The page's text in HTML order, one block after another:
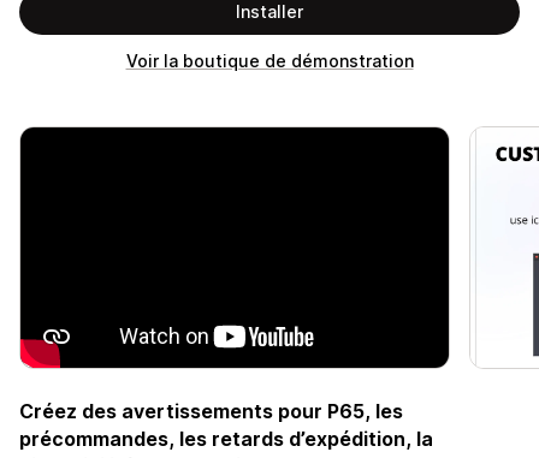
Installer
Voir la boutique de démonstration
Créez des avertissements pour P65, les
précommandes, les retards d’expédition, la